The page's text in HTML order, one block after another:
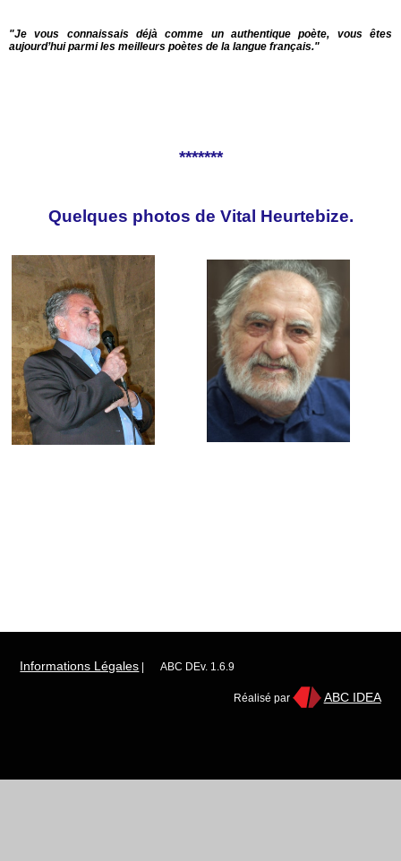
"Je vous connaissais déjà comme un authentique poète, vous êtes
aujourd’hui parmi les meilleurs poètes de la langue français."
*******
Quelques photos de Vital Heurtebize.
Informations Légales ABC DEv. 1.6.9
Réalisé par ABC IDEA